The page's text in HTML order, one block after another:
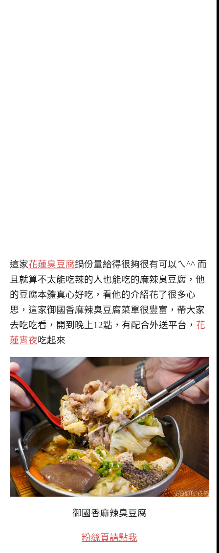
這家花蓮臭豆腐鍋份量給得很夠很有可以ㄟ^^ 而
且就算不太能吃辣的人也能吃的麻辣臭豆腐，他
的豆腐本體真心好吃，看他的介紹花了很多心
思，這家御國香麻辣臭豆腐菜單很豐富，帶大家
去吃吃看，開到晚上12點，有配合外送平台， 花
蓮宵夜吃起來
御國香麻辣臭豆腐
粉絲頁請點我